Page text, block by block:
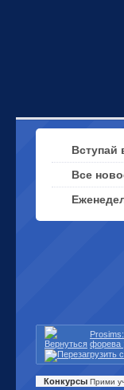
Вступай
Все
форева
Конкурсы Прими